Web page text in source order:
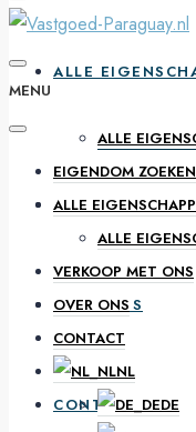
ALLE
ALLE
VERKOOP MET
OVER ONS
CONTACT
MENU
EIGENDOM ZOEKEN
ALLE
ALLE
VERKOOP MET ONS
OVER ONS
CONTACT
NL
DE